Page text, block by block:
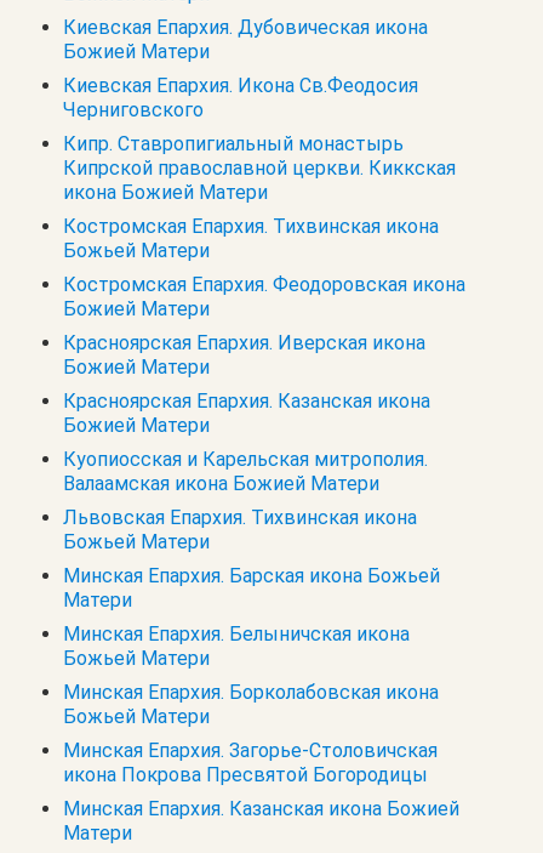
Киевская Епархия. Дубовическая икона
Божией Матери
Киевская Епархия. Икона Св.Феодосия
Черниговского
Кипр. Cтавропигиальный монастырь
Кипрской православной церкви. Киккская
икона Божией Матери
Костромская Епархия. Тихвинская икона
Божьей Матери
Костромская Епархия. Феодоровская икона
Божией Матери
Красноярская Епархия. Иверская икона
Божией Матери
Красноярская Епархия. Казанская икона
Божией Матери
Куопиосская и Карельская митрополия.
Валаамская икона Божией Матери
Львовская Епархия. Тихвинская икона
Божьей Матери
Минская Епархия. Барская икона Божьей
Матери
Минская Епархия. Белыничская икона
Божьей Матери
Минская Епархия. Борколабовская икона
Божьей Матери
Минская Епархия. Загорье-Столовичская
икона Покрова Пресвятой Богородицы
Минская Епархия. Казанская икона Божией
Матери